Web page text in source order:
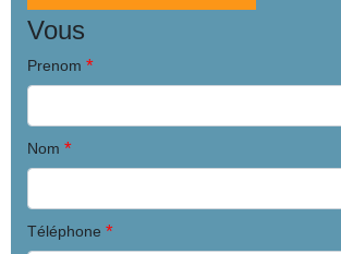
Vous
Prenom *
Nom *
Téléphone *